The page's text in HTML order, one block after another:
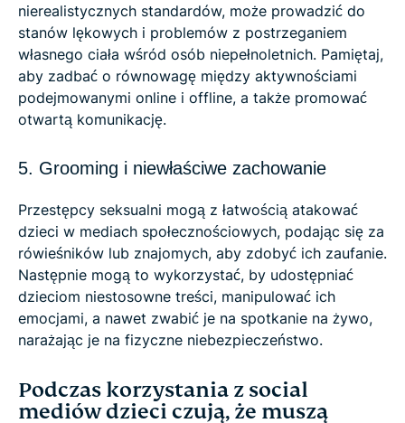
nierealistycznych standardów, może prowadzić do
stanów lękowych i problemów z postrzeganiem
własnego ciała wśród osób niepełnoletnich. Pamiętaj,
aby zadbać o równowagę między aktywnościami
podejmowanymi online i offline, a także promować
otwartą komunikację.
5. Grooming i niewłaściwe zachowanie
Przestępcy seksualni mogą z łatwością atakować
dzieci w mediach społecznościowych, podając się za
rówieśników lub znajomych, aby zdobyć ich zaufanie.
Następnie mogą to wykorzystać, by udostępniać
dzieciom niestosowne treści, manipulować ich
emocjami, a nawet zwabić je na spotkanie na żywo,
narażając je na fizyczne niebezpieczeństwo.
Podczas korzystania z social
mediów dzieci czują, że muszą